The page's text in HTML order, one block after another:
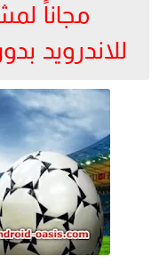
مجاناً
للاندرويد